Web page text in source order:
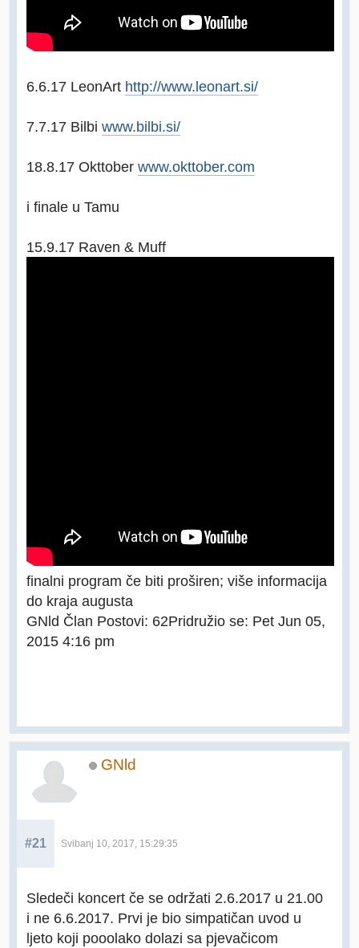
6.6.17 LeonArt http://www.leonart.si/
7.7.17 Bilbi www.bilbi.si/
18.8.17 Okttober www.okttober.com
i finale u Tamu
15.9.17 Raven & Muff
finalni program če biti proširen; više informacija
do kraja augusta
GNld Član Postovi: 62Pridružio se: Pet Jun 05,
2015 4:16 pm
GNld
#21 Svibanj 10, 2017, 15:29:35
Sledeči koncert če se održati 2.6.2017 u 21.00
i ne 6.6.2017. Prvi je bio simpatičan uvod u
ljeto koji pooolako dolazi sa pjevačicom